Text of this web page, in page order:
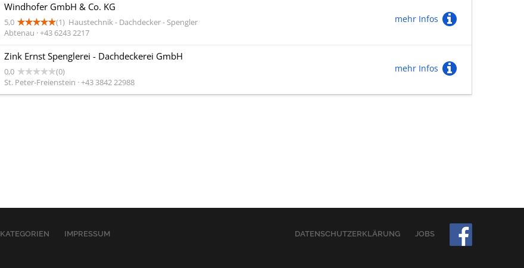
Windhofer GmbH & Co. KG
5,0 (1) Haustechnik - Dachdecker - Spengler
Abtenau · +43 6243 2217
mehr Infos
Zink Ernst Spenglerei - Dachdeckerei GmbH
0,0
(0)
St. Peter-Freienstein · +43 3842 22988
mehr Infos
KATEGORIEN IMPRESSUM DATENSCHUTZERKLÄRUNG JOBS